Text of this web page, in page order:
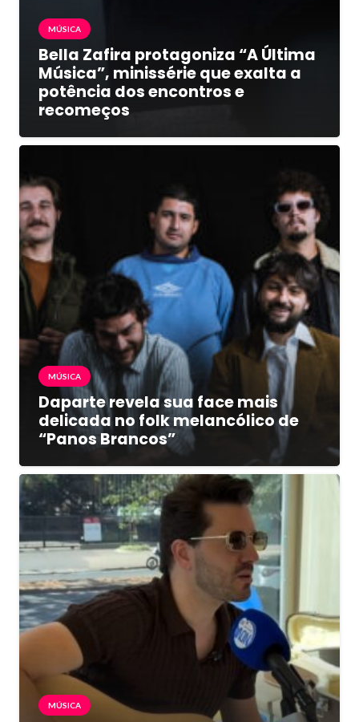
MÚSICA
Bella Zafira protagoniza “A Última
Música”, minissérie que exalta a
potência dos encontros e
recomeços
MÚSICA
Daparte revela sua face mais
delicada no folk melancólico de
“Panos Brancos”
MÚSICA